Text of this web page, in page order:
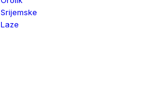
Srijemske
Laze